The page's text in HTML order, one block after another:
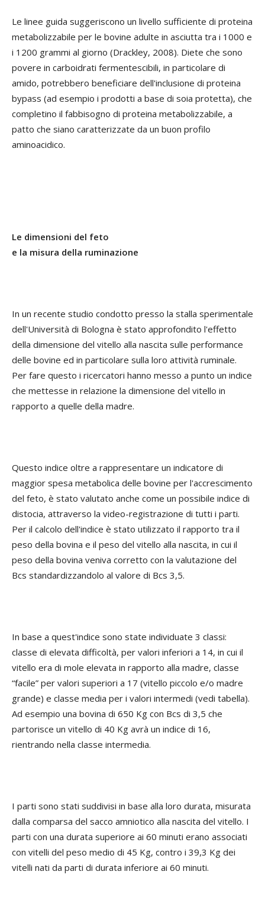
Le linee guida suggeriscono un livello sufficiente di proteina
metabolizzabile per le bovine adulte in asciutta tra i 1000 e
i 1200 grammi al giorno (Drackley, 2008). Diete che sono
povere in carboidrati fermentescibili, in particolare di
amido, potrebbero beneficiare dell'inclusione di proteina
bypass (ad esempio i prodotti a base di soia protetta), che
completino il fabbisogno di proteina metabolizzabile, a
patto che siano caratterizzate da un buon profilo
aminoacidico.
Le dimensioni del feto
e la misura della ruminazione
In un recente studio condotto presso la stalla sperimentale
dell'Università di Bologna è stato approfondito l'effetto
della dimensione del vitello alla nascita sulle performance
delle bovine ed in particolare sulla loro attività ruminale.
Per fare questo i ricercatori hanno messo a punto un indice
che mettesse in relazione la dimensione del vitello in
rapporto a quelle della madre.
Questo indice oltre a rappresentare un indicatore di
maggior spesa metabolica delle bovine per l'accrescimento
del feto, è stato valutato anche come un possibile indice di
distocia, attraverso la video-registrazione di tutti i parti.
Per il calcolo dell'indice è stato utilizzato il rapporto tra il
peso della bovina e il peso del vitello alla nascita, in cui il
peso della bovina veniva corretto con la valutazione del
Bcs standardizzandolo al valore di Bcs 3,5.
In base a quest'indice sono state individuate 3 classi:
classe di elevata difficoltà, per valori inferiori a 14, in cui il
vitello era di mole elevata in rapporto alla madre, classe
“facile” per valori superiori a 17 (vitello piccolo e/o madre
grande) e classe media per i valori intermedi (vedi tabella).
Ad esempio una bovina di 650 Kg con Bcs di 3,5 che
partorisce un vitello di 40 Kg avrà un indice di 16,
rientrando nella classe intermedia.
I parti sono stati suddivisi in base alla loro durata, misurata
dalla comparsa del sacco amniotico alla nascita del vitello. I
parti con una durata superiore ai 60 minuti erano associati
con vitelli del peso medio di 45 Kg, contro i 39,3 Kg dei
vitelli nati da parti di durata inferiore ai 60 minuti.